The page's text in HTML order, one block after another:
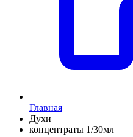
Главная
Духи
концентраты 1/30мл